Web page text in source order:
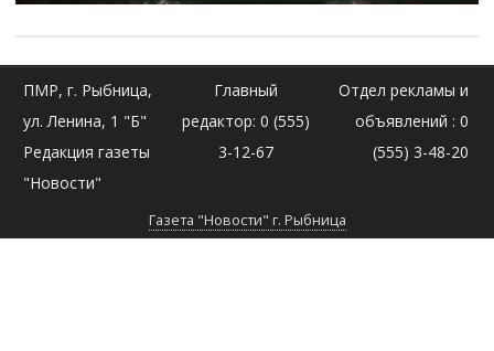
ПМР, г. Рыбница,
ул. Ленина, 1 "Б"
Редакция газеты
"Новости"
Главный
редактор: 0 (555)
3-12-67
Отдел рекламы и
объявлений : 0
(555) 3-48-20
Газета "Новости" г. Рыбница